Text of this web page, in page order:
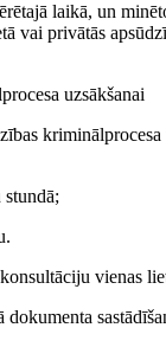
laikā, un
privātās
uzsākšanai
kriminālprocesa
vienas